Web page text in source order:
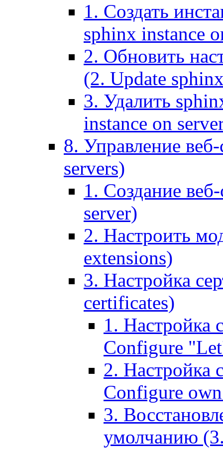
1. Создать
sphinx instance
2. Обновить
(2. Update
3. Удалить
instance on
8. Управление
servers)
1. Создание
server)
2. Настроить
extensions)
3. Настройка
certificates)
1. Настройка
Configure
2. Настройка
Configure
3.
умолчанию